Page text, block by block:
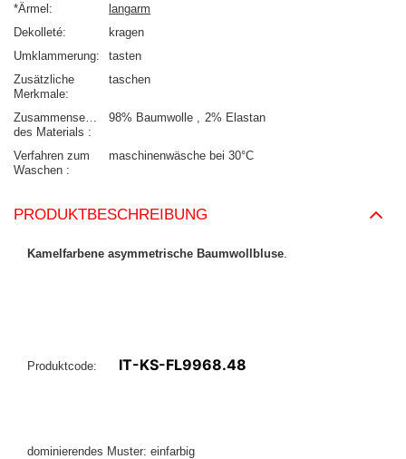
*Ärmel
langarm
Dekolleté
kragen
Umklammerung
tasten
Zusätzliche
Merkmale
taschen
Zusammensetzung
des Materials
98% Baumwolle 2% Elastan
Verfahren zum
Waschen
maschinenwäsche bei 30°C
PRODUKTBESCHREIBUNG
Kamelfarbene asymmetrische Baumwollbluse
Produktcode: IT-KS-FL9968.48
dominierendes Muster: einfarbig